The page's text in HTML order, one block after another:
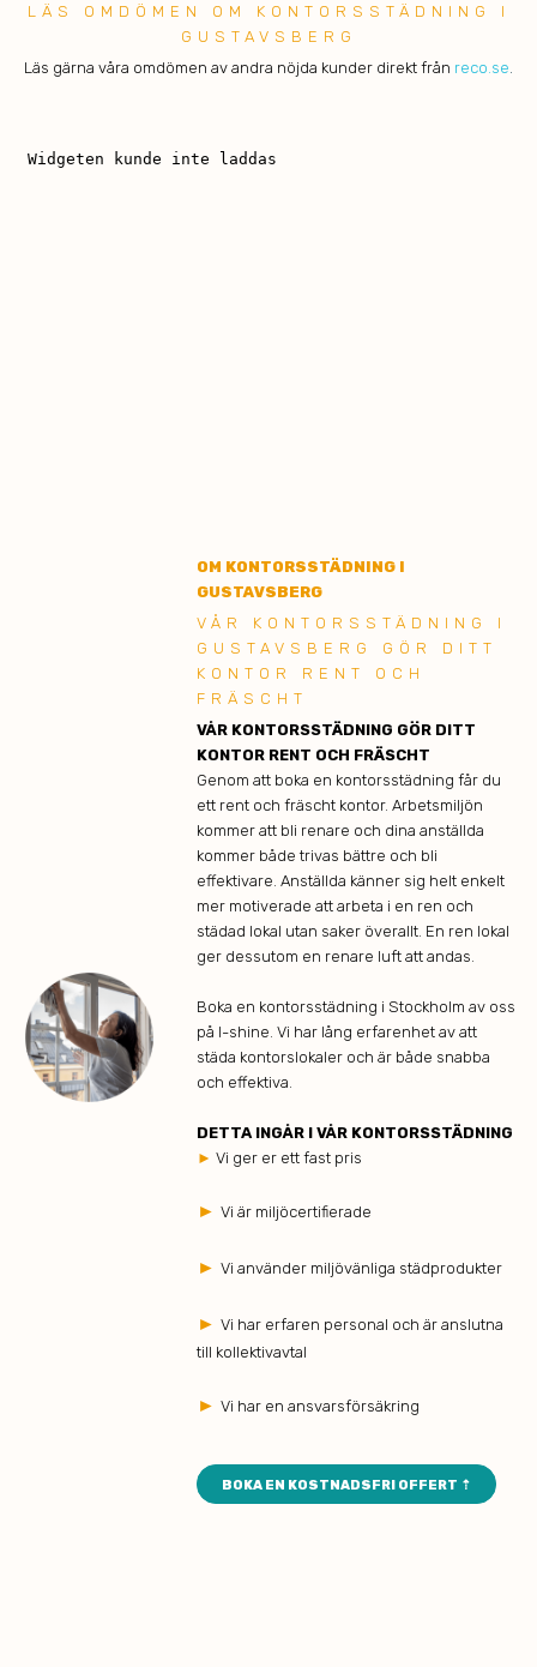
LÄS OMDÖMEN OM KONTORSSTÄDNING I
GUSTAVSBERG
Läs gärna våra omdömen av andra nöjda kunder direkt från reco.se
OM KONTORSSTÄDNING I
GUSTAVSBERG
VÅR KONTORSSTÄDNING I
GUSTAVSBERG GÖR DITT
KONTOR RENT OCH
FRÄSCHT
VÅR KONTORSSTÄDNING GÖR DITT
KONTOR RENT OCH FRÄSCHT
Genom att boka en kontorsstädning får du
ett rent och fräscht kontor. Arbetsmiljön
kommer att bli renare och dina anställda
kommer både trivas bättre och bli
effektivare. Anställda känner sig helt enkelt
mer motiverade att arbeta i en ren och
städad lokal utan saker överallt. En ren lokal
ger dessutom en renare luft att andas.
Boka en kontorsstädning i Stockholm av oss
på I-shine. Vi har lång erfarenhet av att
städa kontorslokaler och är både snabba
och effektiva.
DETTA INGÅR I VÅR KONTORSSTÄDNING
►Vi ger er ett fast pris
►Vi är miljöcertifierade
►Vi använder miljövänliga städprodukter
►Vi har erfaren personal och är anslutna
till kollektivavtal
►Vi har en ansvarsförsäkring
BOKA EN KOSTNADSFRI OFFERT ⇡